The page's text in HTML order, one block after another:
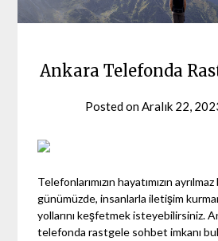
Ankara Telefonda
Posted on Aralık 22,
Telefonlarımızın hayatımızın
günümüzde, insanlarla iletişim
yollarını keşfetmek isteyebilirsiniz.
telefonda rastgele sohbet imkanı